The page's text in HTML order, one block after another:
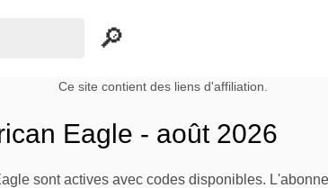
Ce site contient des liens d'affiliation.
Eagle - août 2026
sont actives avec codes disponibles.